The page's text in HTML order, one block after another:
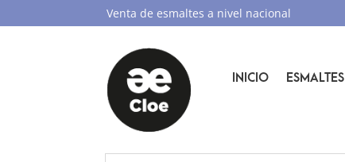
Venta de esmaltes a nivel nacional
INICIO ESMALTES